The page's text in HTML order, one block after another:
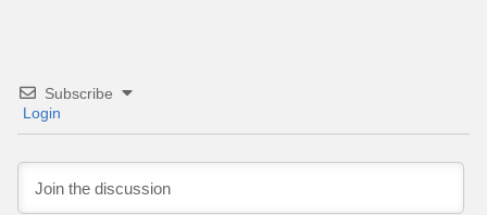
Subscribe
Login